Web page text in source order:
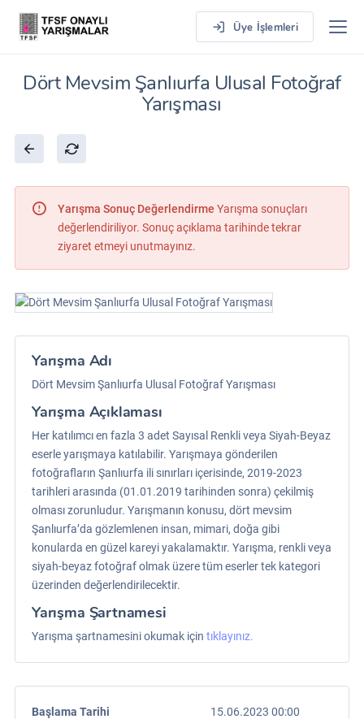
Üye İşlemleri
Dört Mevsim Şanlıurfa Ulusal Fotoğraf
Yarışması
Yarışma Sonuç Değerlendirme Yarışma sonuçları
değerlendiriliyor. Sonuç açıklama tarihinde tekrar
ziyaret etmeyi unutmayınız.
Yarışma Adı
Dört Mevsim Şanlıurfa Ulusal Fotoğraf Yarışması
Yarışma Açıklaması
Her katılımcı en fazla 3 adet Sayısal Renkli veya Siyah-Beyaz
eserle yarışmaya katılabilir. Yarışmaya gönderilen
fotoğrafların Şanlıurfa ili sınırları içerisinde, 2019-2023
tarihleri arasında (01.01.2019 tarihinden sonra) çekilmiş
olması zorunludur. Yarışmanın konusu, dört mevsim
Şanlıurfa’da gözlemlenen insan, mimari, doğa gibi
konularda en güzel kareyi yakalamaktır. Yarışma, renkli veya
siyah-beyaz fotoğraf olmak üzere tüm eserler tek kategori
üzerinden değerlendirilecektir.
Yarışma Şartnamesi
Yarışma şartnamesini okumak için tıklayınız.
Başlama Tarihi
15.06.2023 00:00